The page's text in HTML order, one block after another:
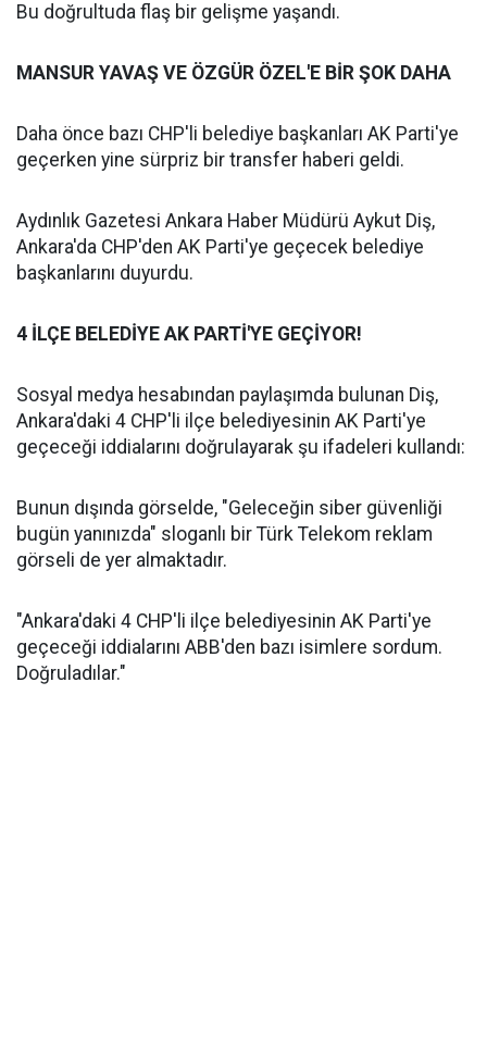
Bu doğrultuda flaş bir gelişme yaşandı.
MANSUR YAVAŞ VE ÖZGÜR ÖZEL'E BİR ŞOK DAHA
Daha önce bazı CHP'li belediye başkanları AK Parti'ye
geçerken yine sürpriz bir transfer haberi geldi.
Aydınlık Gazetesi Ankara Haber Müdürü Aykut Diş,
Ankara'da CHP'den AK Parti'ye geçecek belediye
başkanlarını duyurdu.
4 İLÇE BELEDİYE AK PARTİ'YE GEÇİYOR!
Sosyal medya hesabından paylaşımda bulunan Diş,
Ankara'daki 4 CHP'li ilçe belediyesinin AK Parti'ye
geçeceği iddialarını doğrulayarak şu ifadeleri kullandı:
Bunun dışında görselde, "Geleceğin siber güvenliği
bugün yanınızda" sloganlı bir Türk Telekom reklam
görseli de yer almaktadır.
"Ankara'daki 4 CHP'li ilçe belediyesinin AK Parti'ye
geçeceği iddialarını ABB'den bazı isimlere sordum.
Doğruladılar."